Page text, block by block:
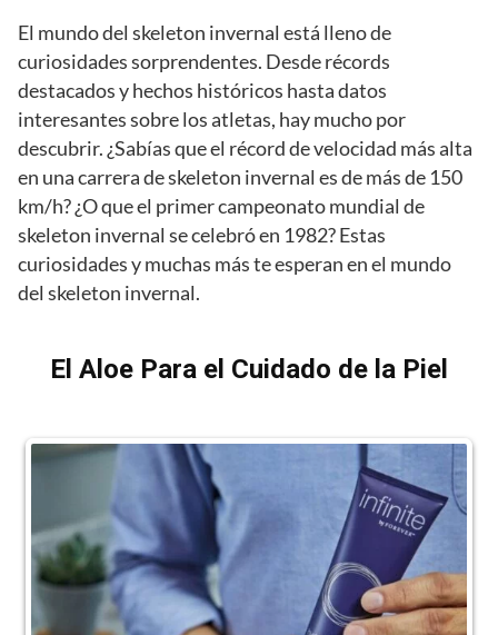
El mundo del skeleton invernal está lleno de
curiosidades sorprendentes. Desde récords
destacados y hechos históricos hasta datos
interesantes sobre los atletas, hay mucho por
descubrir. ¿Sabías que el récord de velocidad más alta
en una carrera de skeleton invernal es de más de 150
km/h? ¿O que el primer campeonato mundial de
skeleton invernal se celebró en 1982? Estas
curiosidades y muchas más te esperan en el mundo
del skeleton invernal.
El Aloe Para el Cuidado de la Piel